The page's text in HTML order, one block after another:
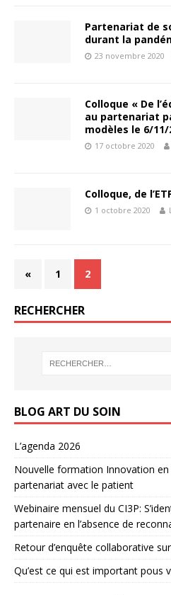
Partenariat de
durant la
23 novembre 2020
Colloque « De
au partenariat
modèles le 6/11/
17 octobre 2020
Colloque, de
1 octobre 2020
« 1 2
RECHERCHER
BLOG ART DU SOIN
L’agenda 2026
Nouvelle formation Innovation
partenariat avec le patient
Webinaire mensuel du CI3P:
partenaire en l’absence de
Retour d’enquête collaborative
Qu’est ce qui est important pous